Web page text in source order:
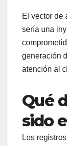
El vector de
sería una
generación
atención al
Qué
sido
Los